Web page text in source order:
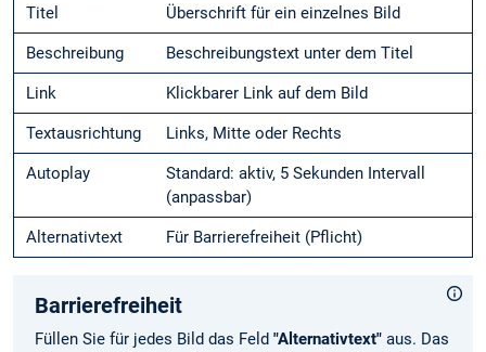
Titel Überschrift für ein einzelnes Bild
Beschreibung Beschreibungstext unter dem Titel
Link Klickbarer Link auf dem Bild
Textausrichtung Links, Mitte oder Rechts
Autoplay
Standard: aktiv, 5 Sekunden Intervall
(anpassbar)
Alternativtext Für Barrierefreiheit (Pflicht)
Barrierefreiheit
Füllen Sie für jedes Bild das Feld "Alternativtext" aus. Das